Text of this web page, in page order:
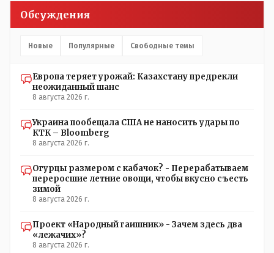
Обсуждения
Новые Популярные Свободные темы
Европа теряет урожай: Казахстану предрекли
неожиданный шанс
8 августа 2026 г.
Украина пообещала США не наносить удары по
КТК – Bloomberg
8 августа 2026 г.
Огурцы размером с кабачок? - Перерабатываем
переросшие летние овощи, чтобы вкусно съесть
зимой
8 августа 2026 г.
Проект «Народный гаишник» - Зачем здесь два
«лежачих»?
8 августа 2026 г.